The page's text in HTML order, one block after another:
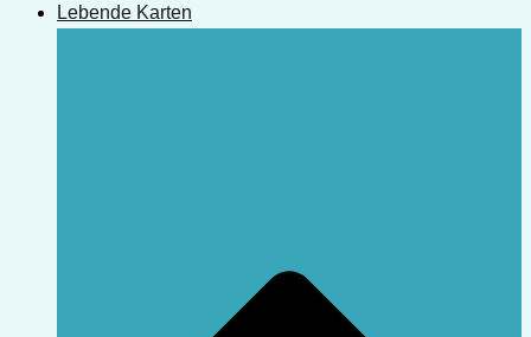
Lebende Karten